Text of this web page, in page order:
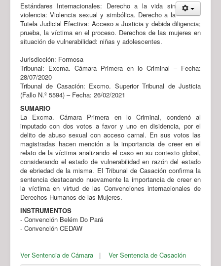
Estándares Internacionales: Derecho a la vida sin
violencia: Violencia sexual y simbólica. Derecho a la
Tutela Judicial Efectiva: Acceso a Justicia y debida diligencia;
prueba, la víctima en el proceso. Derechos de las mujeres en
situación de vulnerabilidad: niñas y adolescentes.
Jurisdicción: Formosa
Tribunal: Excma. Cámara Primera en lo Criminal – Fecha:
28/07/2020
Tribunal de Casación: Excmo. Superior Tribunal de Justicia
(Fallo N.º 5594) – Fecha: 26/02/2021
SUMARIO
La Excma. Cámara Primera en lo Criminal, condenó al
imputado con dos votos a favor y uno en disidencia, por el
delito de abuso sexual con acceso carnal. En sus votos las
magistradas hacen mención a la importancia de creer en el
relato de la víctima analizando el caso en su contexto global,
considerando el estado de vulnerabilidad en razón del estado
de ebriedad de la misma. El Tribunal de Casación confirma la
sentencia destacando nuevamente la importancia de creer en
la víctima en virtud de las Convenciones internacionales de
Derechos Humanos de las Mujeres.
INSTRUMENTOS
- Convención Belém Do Pará
- Convención CEDAW
Ver Sentencia de Cámara | Ver Sentencia de Casación